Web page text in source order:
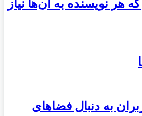
هر نویسنده به آن‌ها نیاز
به دنبال فضاهای